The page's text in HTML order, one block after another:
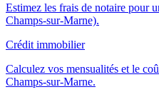
Estimez les frais de notaire pour
Champs-sur-Marne).
Crédit immobilier
Calculez vos mensualités et le
Champs-sur-Marne.